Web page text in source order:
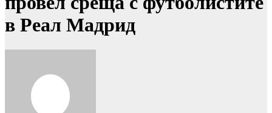
в Реал Мадрид